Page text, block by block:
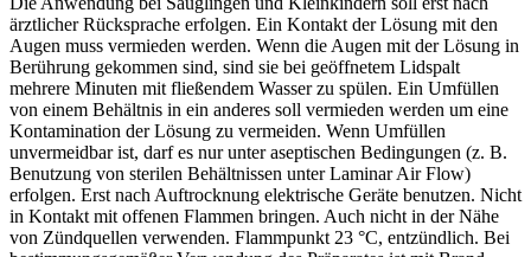
ärztlicher Rücksprache erfolgen. Ein Kontakt der Lösung mit den
Augen muss vermieden werden. Wenn die Augen mit der Lösung in
Berührung gekommen sind, sind sie bei geöffnetem Lidspalt
mehrere Minuten mit fließendem Wasser zu spülen. Ein Umfüllen
von einem Behältnis in ein anderes soll vermieden werden um eine
Kontamination der Lösung zu vermeiden. Wenn Umfüllen
unvermeidbar ist, darf es nur unter aseptischen Bedingungen (z. B.
Benutzung von sterilen Behältnissen unter Laminar Air Flow)
erfolgen. Erst nach Auftrocknung elektrische Geräte benutzen. Nicht
in Kontakt mit offenen Flammen bringen. Auch nicht in der Nähe
von Zündquellen verwenden. Flammpunkt 23 °C, entzündlich. Bei